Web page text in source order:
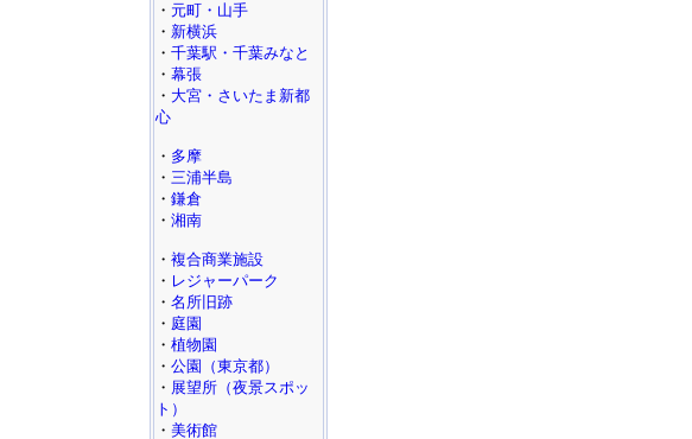
・ 元町・山手
・ 新横浜
・ 千葉駅・千葉みなと
・ 幕張
・ 大宮・さいたま新都
心
・ 多摩
・ 三浦半島
・ 鎌倉
・ 湘南
・ 複合商業施設
・ レジャーパーク
・ 名所旧跡
・ 庭園
・ 植物園
・ 公園（東京都）
・ 展望所（夜景スポッ
ト）
・ 美術館